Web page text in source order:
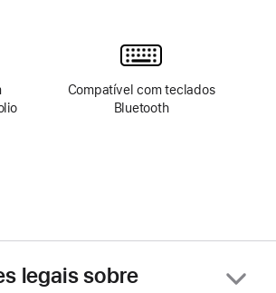
Compatível com teclados
Bluetooth
legais sobre